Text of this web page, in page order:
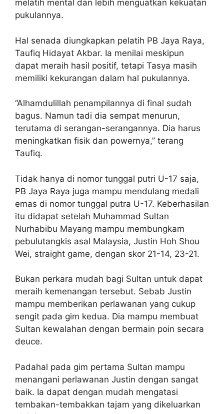
melatih mental dan lebih menguatkan kekuatan
pukulannya.
Hal senada diungkapkan pelatih PB Jaya Raya,
Taufiq Hidayat Akbar. Ia menilai meskipun
dapat meraih hasil positif, tetapi Tasya masih
memiliki kekurangan dalam hal pukulannya.
“Alhamdulillah penampilannya di final sudah
bagus. Namun tadi dia sempat menurun,
terutama di serangan-serangannya. Dia harus
meningkatkan fisik dan powernya,” terang
Taufiq.
Tidak hanya di nomor tunggal putri U-17 saja,
PB Jaya Raya juga mampu mendulang medali
emas di nomor tunggal putra U-17. Keberhasilan
itu didapat setelah Muhammad Sultan
Nurhabibu Mayang mampu membungkam
pebulutangkis asal Malaysia, Justin Hoh Shou
Wei, straight game, dengan skor 21-14, 23-21.
Bukan perkara mudah bagi Sultan untuk dapat
meraih kemenangan tersebut. Sebab Justin
mampu memberikan perlawanan yang cukup
sengit pada gim kedua. Dia mampu membuat
Sultan kewalahan dengan bermain poin secara
deuce.
Padahal pada gim pertama Sultan mampu
menangani perlawanan Justin dengan sangat
baik. Ia dapat dengan mudah mengatasi
tembakan-tembakkan tajam yang dikeluarkan